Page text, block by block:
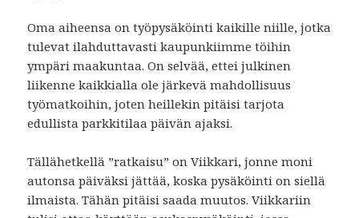
Oma aiheensa on työpysäköinti kaikille niille, jotka
tulevat ilahduttavasti kaupunkiimme töihin
ympäri maakuntaa. On selvää, ettei julkinen
liikenne kaikkialla ole järkevä mahdollisuus
työmatkoihin, joten heillekin pitäisi tarjota
edullista parkkitilaa päivän ajaksi.
Tällähetkellä ”ratkaisu” on Viikkari, jonne moni
autonsa päiväksi jättää, koska pysäköinti on siellä
ilmaista. Tähän pitäisi saada muutos. Viikkariin